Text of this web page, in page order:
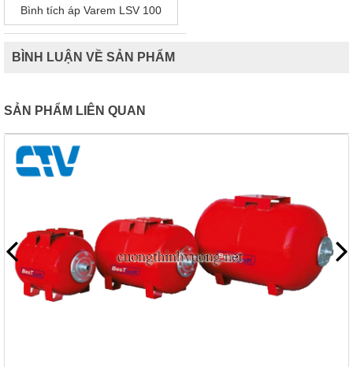
Bình tích áp Varem LSV 100
BÌNH LUẬN VỀ SẢN PHẨM
SẢN PHẨM LIÊN QUAN